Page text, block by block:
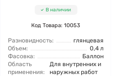
В наличии
Код Товара: 10053
Разновидность:
глянцевая
Объем:
0,4 л
Фасовка:
Баллон
Область
применения:
Для внутренних и
наружных работ